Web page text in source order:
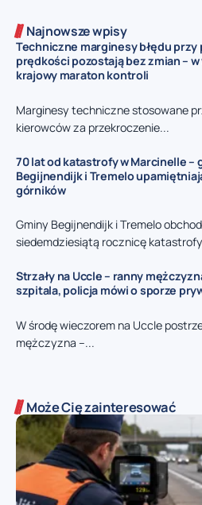
Najnowsze wpisy
Techniczne marginesy błędu przy
prędkości pozostają bez zmian –
krajowy maraton kontroli
Marginesy techniczne stosowane
kierowców za przekroczenie...
70 lat od katastrofy w Marcinelle –
Begijnendijk i Tremelo
górników
Gminy Begijnendijk i Tremelo
siedemdziesiątą rocznicę
Strzały na Uccle – ranny
szpitala, policja mówi o sporze
W środę wieczorem na Uccle
mężczyzna –...
Może Cię zainteresować